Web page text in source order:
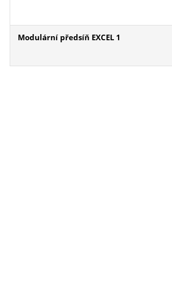
Modulární předsíň EXCEL 1